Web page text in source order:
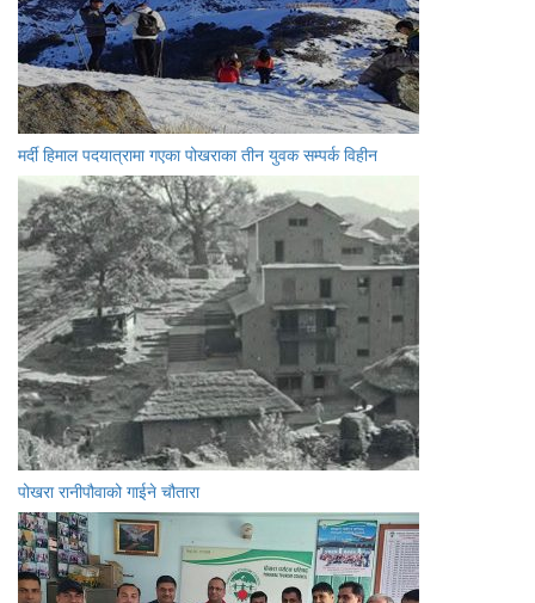
मर्दी हिमाल पदयात्रामा गएका पोखराका तीन युवक सम्पर्क विहीन
पोखरा रानीपौवाको गाईने चौतारा